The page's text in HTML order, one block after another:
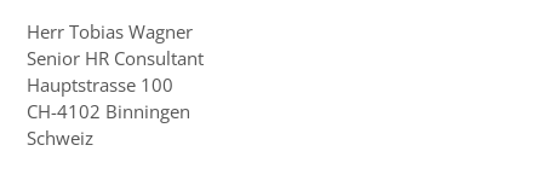
Herr Tobias Wagner
Senior HR Consultant
Hauptstrasse 100
CH-4102 Binningen
Schweiz